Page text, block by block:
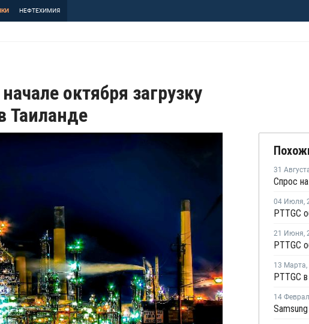
НЕФТЕХИМИЯ
октября загрузку
Таиланде
31
04 Июля,
21 Июня,
13 Марта,
14